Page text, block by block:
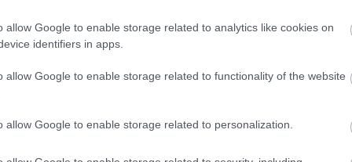
allow Google to enable storage related to analytics like cookies on
identifiers in apps.
allow Google to enable storage related to functionality of the website
allow Google to enable storage related to personalization.
και εκδόθηκαν 99 ειδοποιήσεις και διαβιβάσεις της